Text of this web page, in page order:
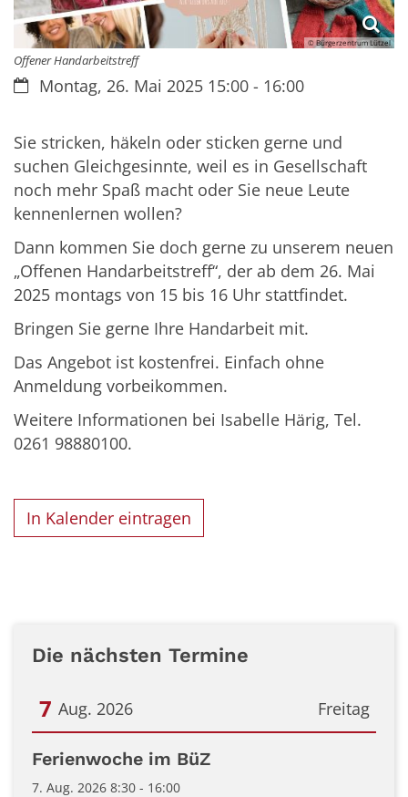
© Bürgerzentrum Lützel
Offener Handarbeitstreff
Datum:Montag, 26. Mai 2025 15:00 - 16:00
Sie stricken, häkeln oder sticken gerne und
suchen Gleichgesinnte, weil es in Gesellschaft
noch mehr Spaß macht oder Sie neue Leute
kennenlernen wollen?
Dann kommen Sie doch gerne zu unserem neuen
„Offenen Handarbeitstreff“, der ab dem 26. Mai
2025 montags von 15 bis 16 Uhr stattfindet.
Bringen Sie gerne Ihre Handarbeit mit.
Das Angebot ist kostenfrei. Einfach ohne
Anmeldung vorbeikommen.
Weitere Informationen bei Isabelle Härig, Tel.
0261 98880100.
In Kalender eintragen
Die nächsten Termine
Freitag
7 Aug. 2026
Datum: 7. August 2026
Ferienwoche im BüZ
7. Aug. 2026 8:30 - 16:00